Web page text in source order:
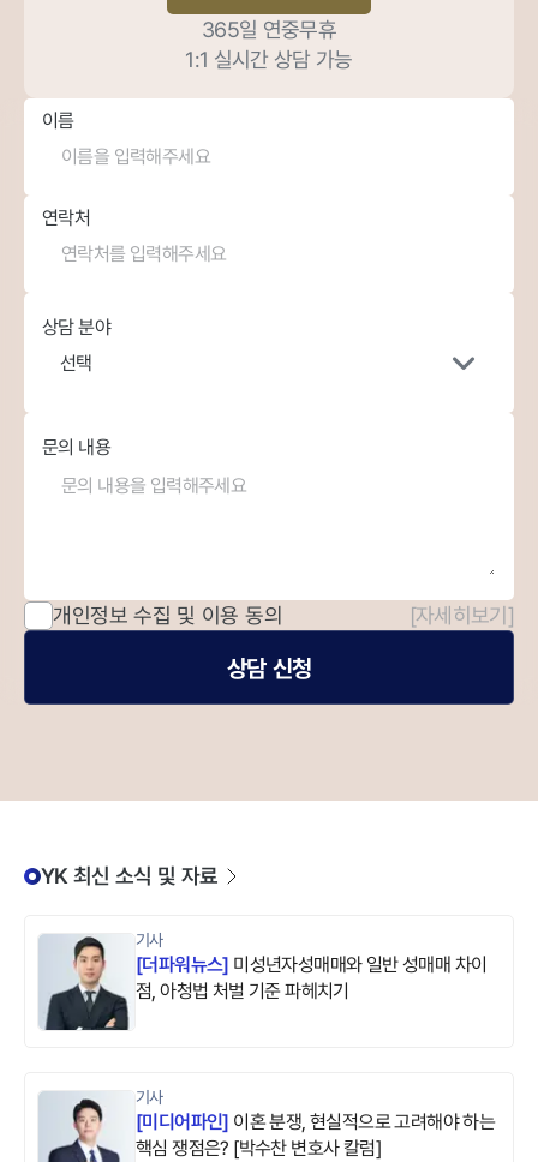
365일 연중무휴
1:1 실시간 상담 가능
이름
연락처
상담 분야
선택
문의 내용
개인정보 수집 및 이용 동의 [자세히보기]
상담 신청
YK 최신 소식 및 자료
기사
[더파워뉴스] 미성년자성매매와 일반 성매매 차이
점, 아청법 처벌 기준 파헤치기
기사
[미디어파인] 이혼 분쟁, 현실적으로 고려해야 하는
핵심 쟁점은? [박수찬 변호사 칼럼]